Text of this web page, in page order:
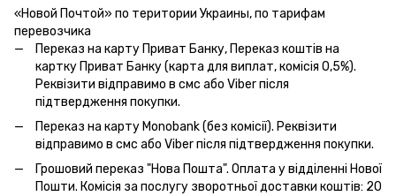
«Новой Почтой» по територии Украины, по тарифам
перевозчика
Переказ на карту Приват Банку, Переказ коштів на
картку Приват Банку (карта для виплат, комісія 0,5%).
Реквізити відправимо в смс або Viber після
підтвердження покупки.
Переказ на карту Monobank (без комісії). Реквізити
відправимо в смс або Viber після підтвердження покупки.
Грошовий переказ "Нова Пошта". Оплата у відділенні Нової
Пошти. Комісія за послугу зворотньої доставки коштів: 20